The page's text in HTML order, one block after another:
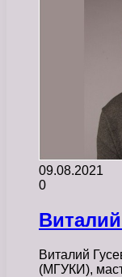
09.08.2021
0
Виталий
(МГУКИ),